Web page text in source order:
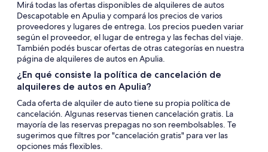
Mirá todas las ofertas disponibles de alquileres de autos
Descapotable en Apulia y compará los precios de varios
proveedores y lugares de entrega. Los precios pueden variar
según el proveedor, el lugar de entrega y las fechas del viaje.
También podés buscar ofertas de otras categorías en nuestra
página de alquileres de autos en Apulia.
¿En qué consiste la política de cancelación de
alquileres de autos en Apulia?
Cada oferta de alquiler de auto tiene su propia política de
cancelación. Algunas reservas tienen cancelación gratis. La
mayoría de las reservas prepagas no son reembolsables. Te
sugerimos que filtres por "cancelación gratis" para ver las
opciones más flexibles.